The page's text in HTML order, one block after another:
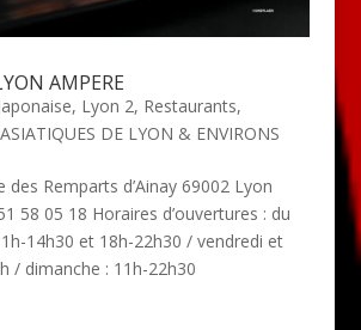
AMPERE
, Lyon 2, Restaurants,
DE LYON & ENVIRONS
des Remparts d’Ainay 69002 Lyon
58 05 18 Horaires d’ouvertures : du
14h30 et 18h-22h30 / vendredi et
/ dimanche : 11h-22h30